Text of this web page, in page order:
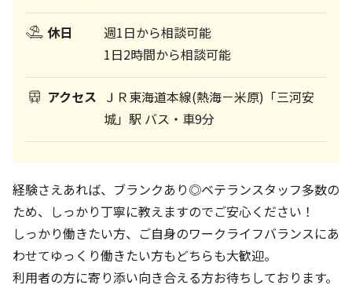
休日
週1日から相談可能
1日2時間から相談可能
アクセス ＪＲ東海道本線(熱海－米原)「三河安
城」駅 バス・車9分
経験さえあれば、ブランクあり◎ベテランスタッフ多数の
ため、しっかり丁寧に教えますのでご安心ください！
しっかり働きたい方、ご自身のワークライフバランスにあ
わせてゆっくり働きたい方もどちらも大歓迎。
利用者の方に寄り添い向き合える方お待ちしております。